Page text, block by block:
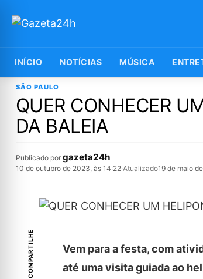
INÍCIO NOTÍCIAS MÚSICA
SÃO PAULO
QUER CONHECER
DA BALEIA
Publicado por gazeta24h
10 de outubro de 2023, às 14:22·Atualizado19 de maio
COMPARTILHE Vem para a festa, com
até uma visita guiada ao